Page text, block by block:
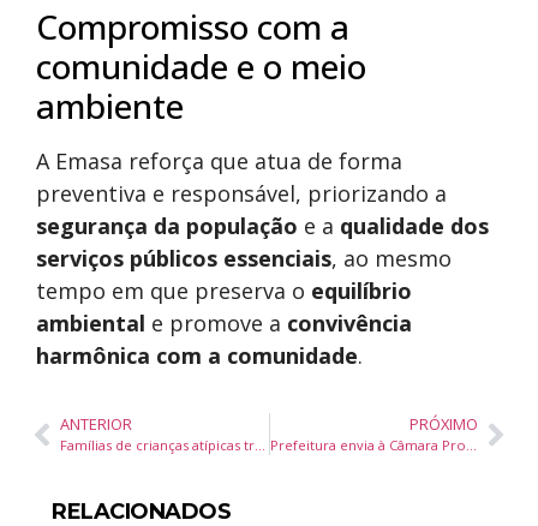
Compromisso com a
comunidade e o meio
ambiente
A Emasa reforça que atua de forma
preventiva e responsável, priorizando a
segurança da população e a qualidade dos
serviços públicos essenciais, ao mesmo
tempo em que preserva o equilíbrio
ambiental e promove a convivência
harmônica com a comunidade.
ANTERIOR
Famílias de crianças atípicas trocam experiências em encontro promovido por NEI em Balneário Camboriú
PRÓXIMO
Prefeitura envia à Câmara Projeto de Lei para viabilizar grandes obras em Balneário Camboriú
RELACIONADOS